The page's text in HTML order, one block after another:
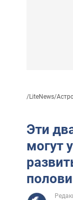
/LiteNews/
Эти
могут